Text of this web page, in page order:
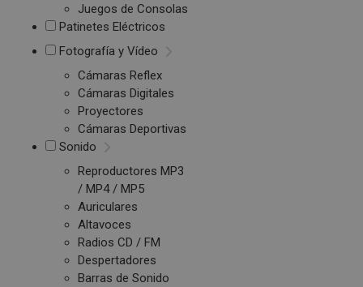
Juegos de Consolas
Patinetes Eléctricos
Fotografía y Vídeo
Cámaras Reflex
Cámaras Digitales
Proyectores
Cámaras Deportivas
Sonido
Reproductores MP3
/ MP4 / MP5
Auriculares
Altavoces
Radios CD / FM
Despertadores
Barras de Sonido